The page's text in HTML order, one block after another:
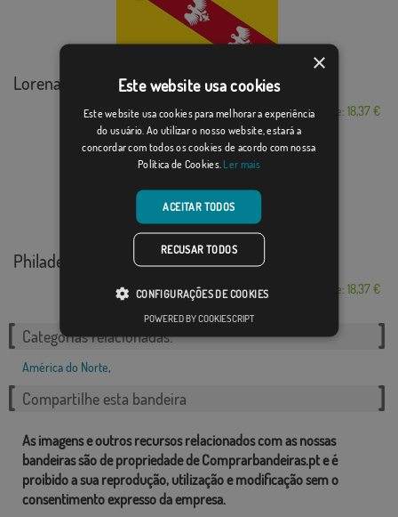
Lorena
Desde: 18,37 €
Philadelphia
Desde: 18,37 €
Categorias relacionadas:
América do Norte,
Compartilhe esta bandeira
As imagens e outros recursos relacionados com as nossas
bandeiras são de propriedade de Comprarbandeiras.pt e é
proibido a sua reprodução, utilização e modificação sem o
consentimento expresso da empresa.
×
Este website usa cookies
Este website usa cookies para melhorar a experiência
do usuário. Ao utilizar o nosso website, estará a
concordar com todos os cookies de acordo com nossa
Política de Cookies. Ler mais
ACEITAR TODOS
RECUSAR TODOS
CONFIGURAÇÕES DE COOKIES
POWERED BY COOKIESCRIPT